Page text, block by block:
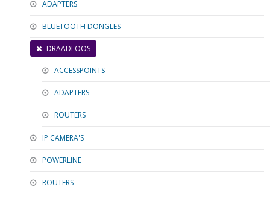
ADAPTERS
BLUETOOTH DONGLES
DRAADLOOS
ACCESSPOINTS
ADAPTERS
ROUTERS
IP CAMERA'S
POWERLINE
ROUTERS